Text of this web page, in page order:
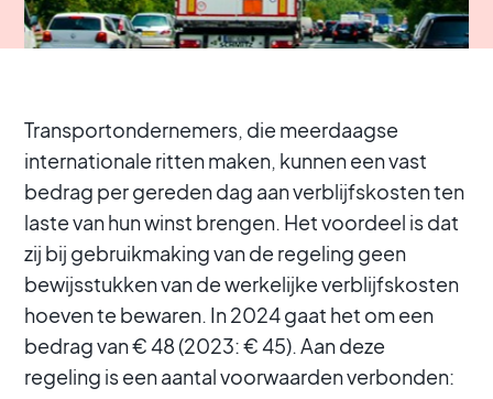
Transportondernemers, die meerdaagse
internationale ritten maken, kunnen een vast
bedrag per gereden dag aan verblijfskosten ten
laste van hun winst brengen. Het voordeel is dat
zij bij gebruikmaking van de regeling geen
bewijsstukken van de werkelijke verblijfskosten
hoeven te bewaren. In 2024 gaat het om een
bedrag van € 48 (2023: € 45). Aan deze
regeling is een aantal voorwaarden verbonden: